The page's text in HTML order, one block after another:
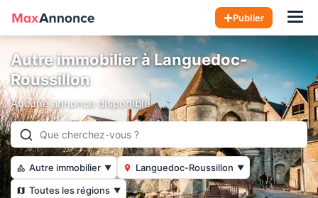
Publier
Autre immobilier à Languedoc-
Roussillon
Aucune annonce disponible
Autre immobilier ▼ Languedoc-Roussillon ▼
Toutes les régions ▼